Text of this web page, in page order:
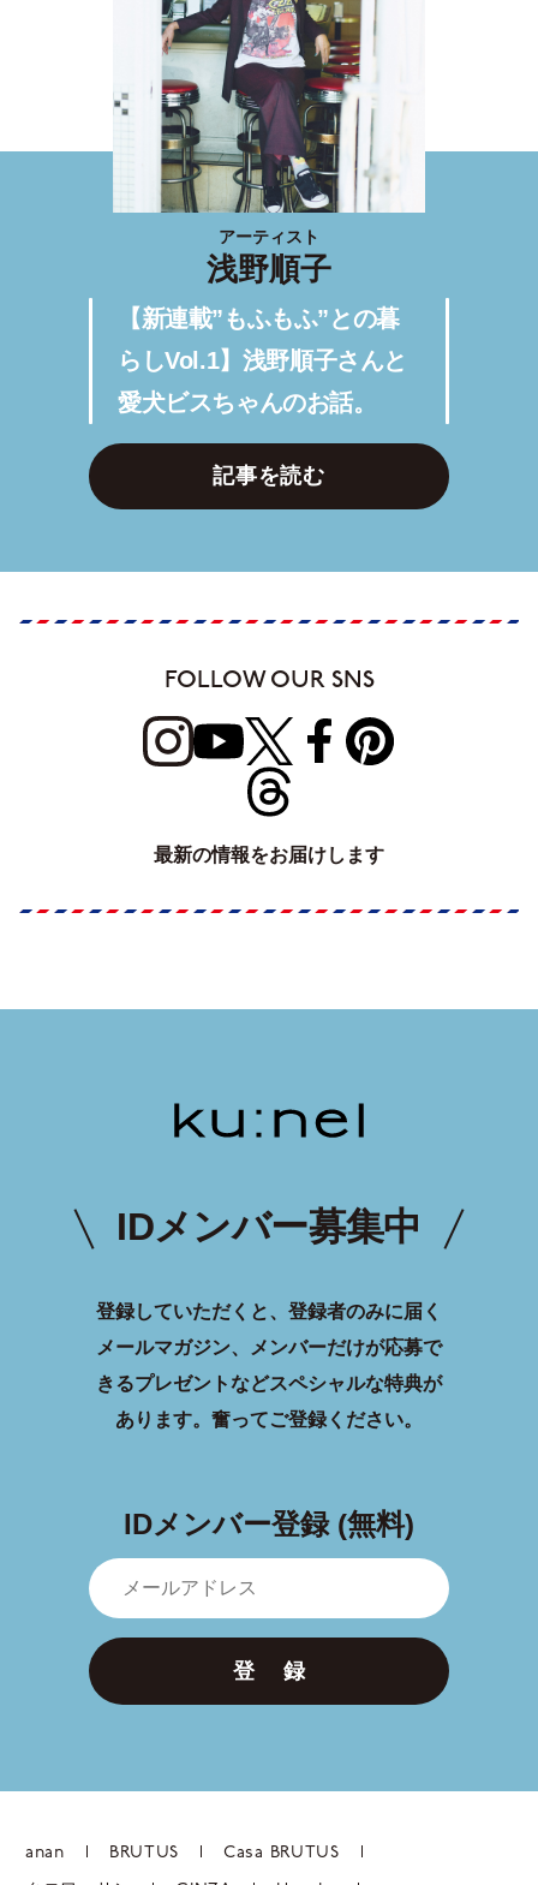
アーティスト
浅野順子
【新連載”もふもふ”との暮
らしVol.1】浅野順子さんと
愛犬ビスちゃんのお話。
記事を読む
FOLLOW OUR SNS
最新の情報をお届けします
IDメンバー募集中
登録していただくと、登録者のみに届く
メールマガジン、メンバーだけが応募で
きるプレゼントなどスペシャルな特典が
あります。 奮ってご登録ください。
IDメンバー登録 (無料)
登 録
anan BRUTUS Casa BRUTUS